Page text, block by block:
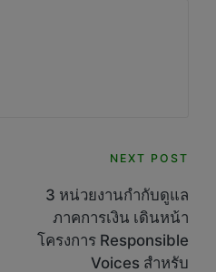
NEXT POST
3 หน่วยงานกำกับดูแล
ภาคการเงิน เดินหน้า
โครงการ Responsible
Voices สำหรับ